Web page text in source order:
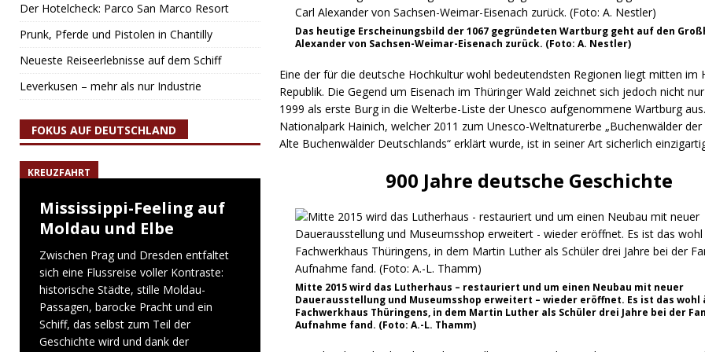
Das heutige Erscheinungsbild der 1067 gegründeten Wartburg geht auf den
Alexander von Sachsen-Weimar-Eisenach zurück. (Foto: A. Nestler)
Eine der für die deutsche Hochkultur wohl bedeutendsten Regionen liegt mitten im
Republik. Die Gegend um Eisenach im Thüringer Wald zeichnet sich jedoch nicht
1999 als erste Burg in die Welterbe-Liste der Unesco aufgenommene Wartburg
Nationalpark Hainich, welcher 2011 zum Unesco-Weltnaturerbe „Buchenwälder
Alte Buchenwälder Deutschlands“ erklärt wurde, ist in seiner Art sicherlich
900 Jahre deutsche Geschichte
Mitte 2015 wird das Lutherhaus – restauriert und um einen Neubau mit neuer
Dauerausstellung und Museumsshop erweitert – wieder eröffnet. Es ist das
Fachwerkhaus Thüringens, in dem Martin Luther als Schüler drei Jahre bei der
Aufnahme fand. (Foto: A.-L. Thamm)
Der Hotelcheck: Parco San Marco Resort
Prunk, Pferde und Pistolen in Chantilly
Neueste Reiseerlebnisse auf dem Schiff
Leverkusen – mehr als nur Industrie
FOKUS AUF DEUTSCHLAND
KREUZFAHRT
Mississippi-Feeling auf
Moldau und Elbe
Zwischen Prag und Dresden entfaltet
sich eine Flussreise voller Kontraste:
historische Städte, stille Moldau-
Passagen, barocke Pracht und ein
Schiff, das selbst zum Teil der
Geschichte wird und dank der